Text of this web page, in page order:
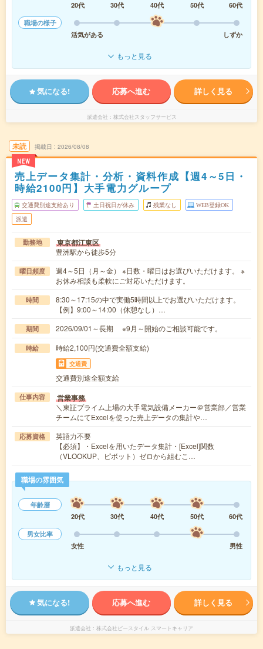
20代
30代 40代 50代
60代
職場の様子
活気がある
しずか
もっと見る
気になる! 応募へ進む 詳しく見る
派遣会社 株式会社スタッフサービス
未読
NEW
掲載日 2026/08/08
売上データ集計・分析・資料作成【週4～5日・
時給2100円】大手電力グループ
交通費別途支給あり 土日祝日が休み 残業なし WEB登録OK
派遣
勤務地 東京都江東区
豊洲駅から徒歩5分
曜日頻度
週4～5日（月～金） ※日数・曜日はお選びいただけます。 ※
お休み相談も柔軟にご対応いただけます。
時間
8:30～17:15の中で実働5時間以上でお選びいただけます。
【例】9:00～14:00（休憩なし）…
期間 2026/09/01～長期 ※9月～開始のご相談可能です。
時給 時給2,100円(交通費全額支給)
交通費
交通費別途全額支給
仕事内容 営業事務
＼東証プライム上場の大手電気設備メーカー＠営業部／営業
チームにてExcelを使った売上データの集計や…
応募資格
英語力不要
【必須】・Excelを用いたデータ集計・[Excel]関数
（VLOOKUP、ピボット）ゼロから組むこ…
職場の雰囲気
年齢層
20代
30代 40代 50代
60代
男女比率
女性
男性
もっと見る
気になる! 応募へ進む 詳しく見る
派遣会社 株式会社ビースタイル スマートキャリア